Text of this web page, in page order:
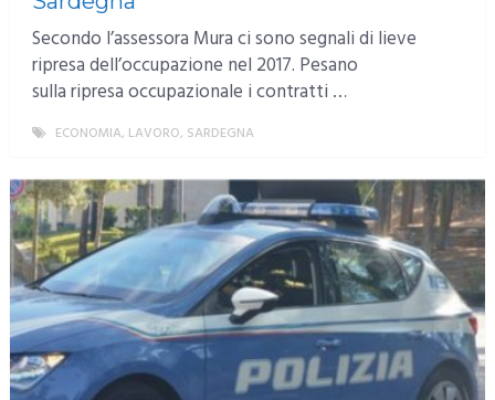
Secondo l’assessora Mura ci sono segnali di lieve
ripresa dell’occupazione nel 2017. Pesano
sulla ripresa occupazionale i contratti …
ECONOMIA, LAVORO, SARDEGNA